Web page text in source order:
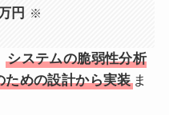
円 ※
システムの脆弱性分析
ための設計から実装ま